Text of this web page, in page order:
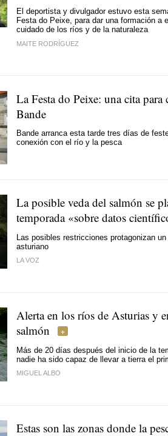
El deportista y divulgador estuvo esta
Festa do Peixe, para dar una formación a
cuidado de los ríos y de la naturaleza
MAITE RODRÍGUEZ
La Festa do Peixe: una cita
Bande
Bande arranca esta tarde tres días de
conexión con el río y la pesca
La posible veda del salmón se
temporada «sobre datos
Las posibles restricciones protagonizan
asturiano
LA VOZ
Alerta en los ríos de Asturias y
salmón
Más de 20 días después del inicio de la
nadie ha sido capaz de llevar a tierra el
MIGUEL ALBO
Estas son las zonas donde la